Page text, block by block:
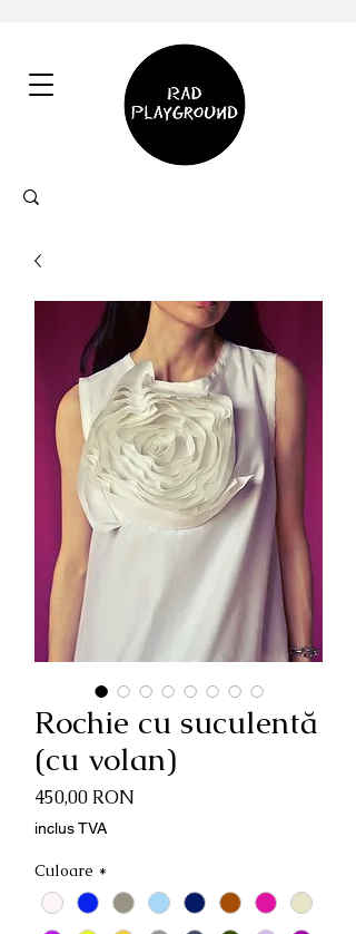
Rochie cu suculentă
(cu volan)
450,00 RON
inclus TVA
Culoare *